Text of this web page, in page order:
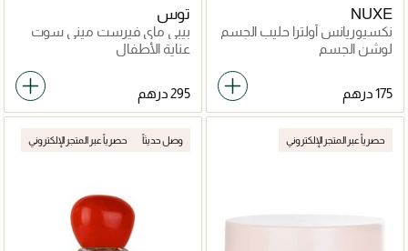
NUXE
نكسيوريانس أولترا حليب الجسم
المشدد
لوشن الجسم
توس
بيبي ماي فيرست ميني سوت
كيس
عناية الأطفال
حصرياً عبر المتجر الإلكتروني وصل حديثاً حصرياً عبر المتجر الإلكتروني